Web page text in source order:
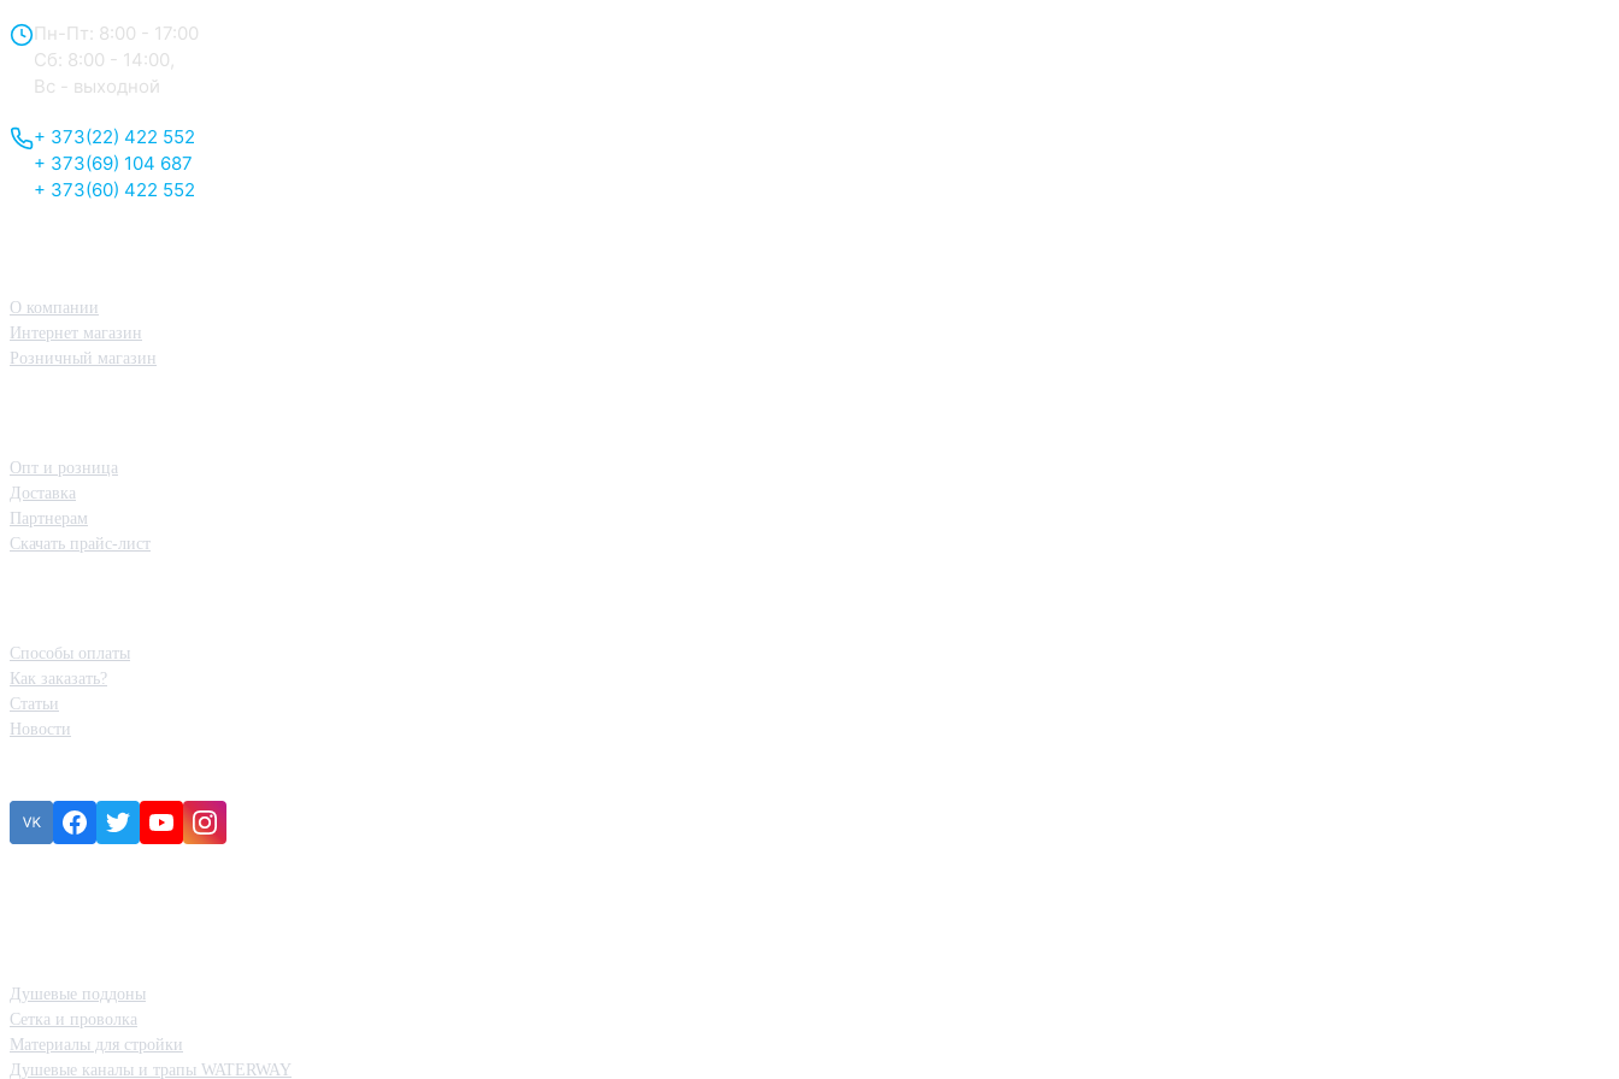
Пн-Пт: 8:00 - 17:00
Сб: 8:00 - 14:00,
Вс - выходной
+ 373(22) 422 552
+ 373(69) 104 687
+ 373(60) 422 552
О компании
Интернет магазин
Розничный магазин
Опт и розница
Доставка
Партнерам
Скачать прайс-лист
Способы оплаты
Как заказать?
Статьи
Новости
Душевые поддоны
Сетка и проволка
Материалы для стройки
Душевые каналы и трапы WATERWAY